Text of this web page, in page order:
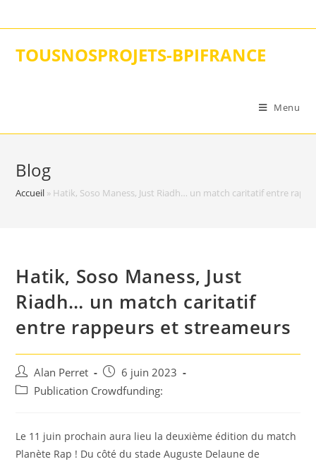
to
TOUSNOSPROJETS-BPIFRANCE
Menu
Blog
Accueil » Hatik, Soso Maness, Just Riadh… un match caritatif entre
Hatik, Soso Maness, Just
Riadh… un match caritatif
entre rappeurs et streameurs
Auteur/autrice
de
Alan Perret
Post
published:
6 juin 2023
PostPublication Crowdfunding:
Le 11 juin prochain aura lieu la deuxième édition du match
Planète Rap ! Du côté du stade Auguste Delaune de